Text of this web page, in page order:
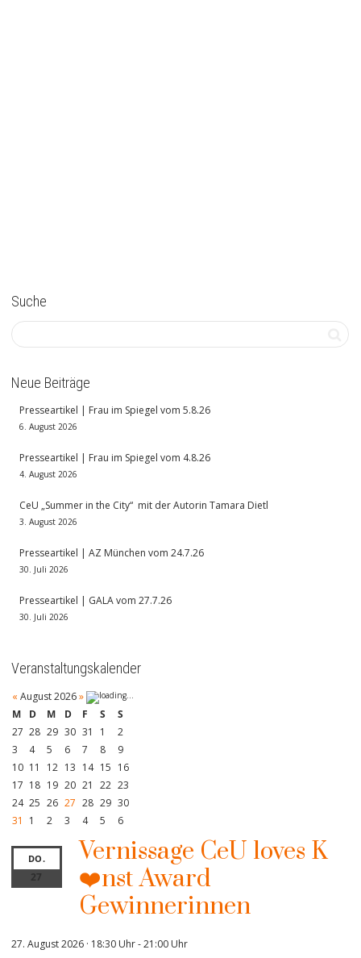
Suche
Neue Beiträge
Presseartikel | Frau im Spiegel vom 5.8.26
6. August 2026
Presseartikel | Frau im Spiegel vom 4.8.26
4. August 2026
CeU „Summer in the City“ mit der Autorin Tamara Dietl
3. August 2026
Presseartikel | AZ München vom 24.7.26
30. Juli 2026
Presseartikel | GALA vom 27.7.26
30. Juli 2026
Veranstaltungskalender
« August 2026»
M
D M D F S
S
27 28 29 30 31 1
2
3
4 5 6 7 8
9
10 11 12 13 14 15 16
17 18 19 20 21 22 23
24 25 26 27 28 29 30
31
1 2 3 4 5 6
DO.
27
Vernissage CeU loves K
❤️nst Award
Gewinnerinnen
27. August 2026 · 18:30 Uhr-21:00 Uhr